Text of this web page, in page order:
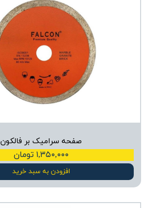
صفحه سرامیک بر فالکون
۱,۳۵۰,۰۰۰ تومان
افزودن به سبد خرید